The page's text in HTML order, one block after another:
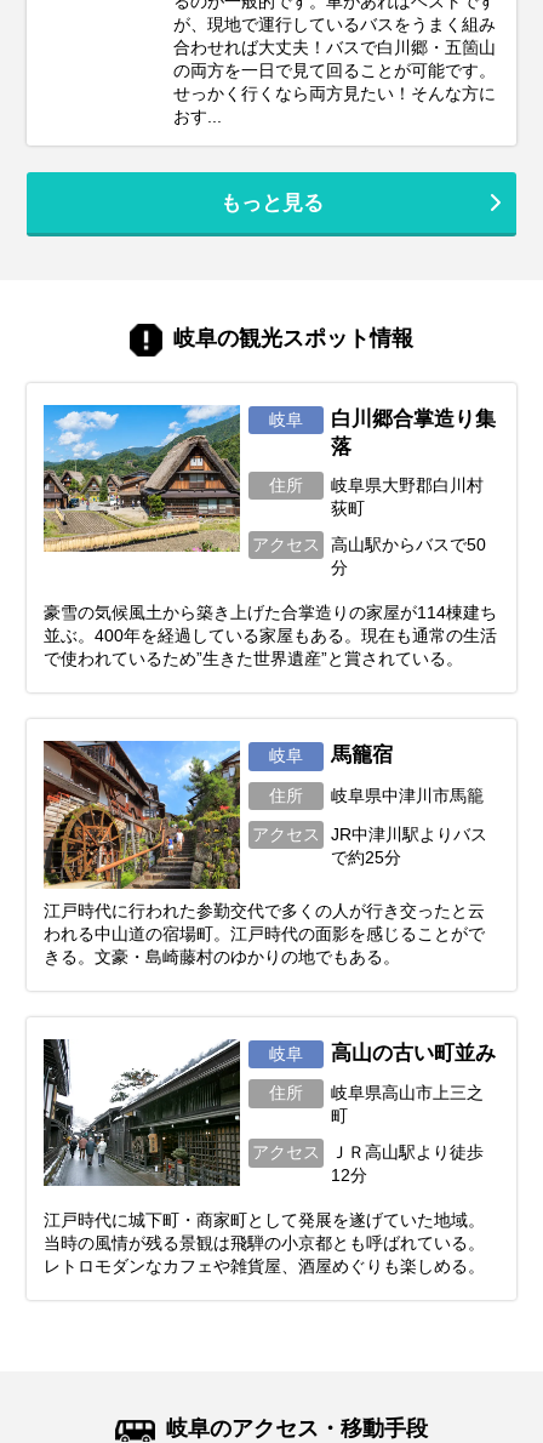
が、現地で運行しているバスをうまく組み
合わせれば大丈夫！バスで白川郷・五箇山
の両方を一日で見て回ることが可能です。
せっかく行くなら両方見たい！そんな方に
おす...
もっと見る
岐阜の観光スポット情報
岐阜
白川郷合掌造り集
落
住所
岐阜県大野郡白川村
荻町
アクセス
高山駅からバスで50
分
豪雪の気候風土から築き上げた合掌造りの家屋が114棟建ち
並ぶ。400年を経過している家屋もある。現在も通常の生活
で使われているため”生きた世界遺産”と賞されている。
岐阜 馬籠宿
住所 岐阜県中津川市馬籠
アクセス
JR中津川駅よりバス
で約25分
江戸時代に行われた参勤交代で多くの人が行き交ったと云
われる中山道の宿場町。江戸時代の面影を感じることがで
きる。文豪・島崎藤村のゆかりの地でもある。
岐阜 高山の古い町並み
住所
岐阜県高山市上三之
町
アクセス
ＪＲ高山駅より徒歩
12分
江戸時代に城下町・商家町として発展を遂げていた地域。
当時の風情が残る景観は飛騨の小京都とも呼ばれている。
レトロモダンなカフェや雑貨屋、酒屋めぐりも楽しめる。
岐阜のアクセス・移動手段